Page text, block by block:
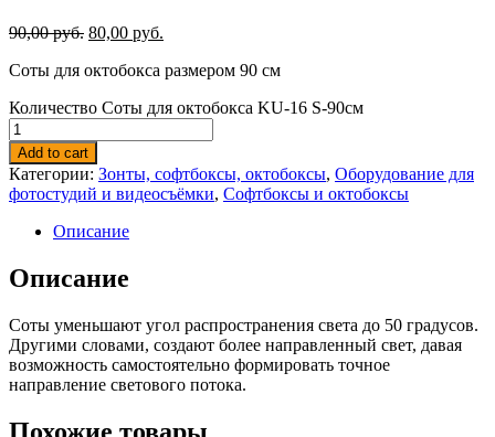
90,00руб. 80,00 руб.
Соты для октобокса размером 90 см
Количество Соты для октобокса KU-16 S-90см
Add to cart
Категории: Зонты, софтбоксы, октобоксы, Оборудование для
фотостудий и видеосъёмки, Софтбоксы и октобоксы
Описание
Описание
Соты уменьшают угол распространения света до 50 градусов.
Другими словами, создают более направленный свет, давая
возможность самостоятельно формировать точное
направление светового потока.